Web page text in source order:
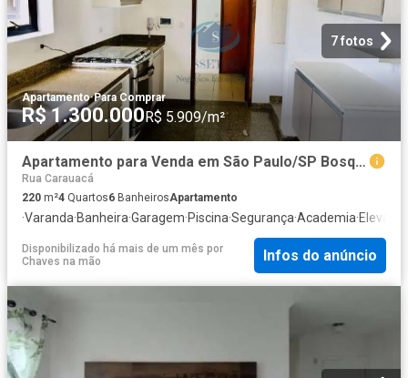
7 fotos
Apartamento·Para Comprar
R$ 1.300.000R$ 5.909/m²
Apartamento para Venda em São Paulo/SP Bosque da Saúde 4 Quartos
Rua Carauacá
220 m²4 Quartos6 BanheirosApartamento
·Varanda·Banheira·Garagem·Piscina·Segurança·Academia·Elevador
Disponibilizado há mais de um mês por
Chaves na mão
Infos do anúncio